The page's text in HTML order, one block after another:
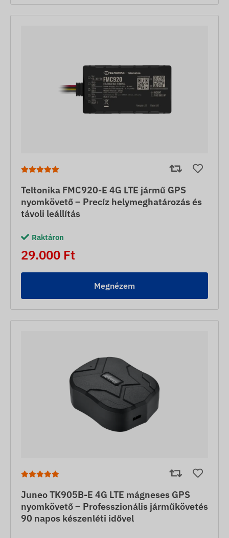
Teltonika FMC920-E 4G LTE jármű GPS
nyomkövető – Precíz helymeghatározás és
távoli leállítás
Raktáron
29.000 Ft
Megnézem
Juneo TK905B-E 4G LTE mágneses GPS
nyomkövető – Professzionális járműkövetés
90 napos készenléti idővel